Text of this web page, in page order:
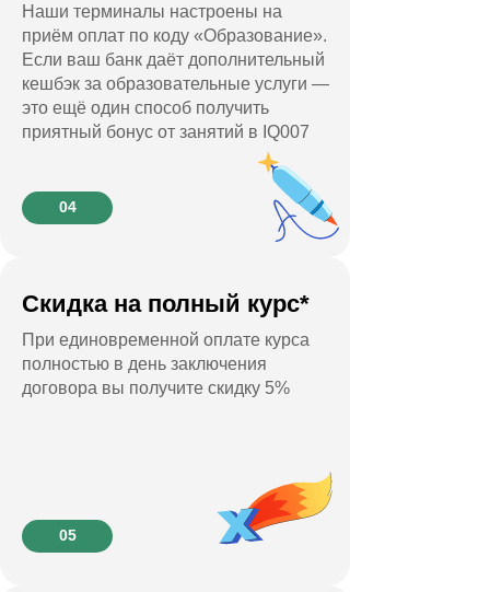
Наши терминалы настроены на
приём оплат по коду «Образование».
Если ваш банк даёт дополнительный
кешбэк за образовательные услуги —
это ещё один способ получить
приятный бонус от занятий в IQ007
04
Скидка на полный курс*
При единовременной оплате курса
полностью в день заключения
договора вы получите скидку 5%
05